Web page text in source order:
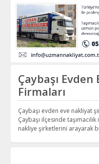
Çaybaşı
Firmaları
Çaybaşı evden eve nakliyat
Çaybaşı ilçesinde
nakliye şirketlerini arayarak